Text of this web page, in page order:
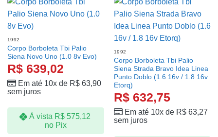
1992
Corpo Borboleta Tbi Palio
Siena Novo Uno (1.0 8v Evo)
R$639,02
Em até 10x de R$63,90
sem juros
À vista R$575,12
no Pix
1992
Corpo Borboleta Tbi Palio
Siena Strada Bravo Idea Linea
Punto Doblo (1.6 16v / 1.8 16v
Etorq)
R$632,75
Em até 10x de R$63,27
sem juros